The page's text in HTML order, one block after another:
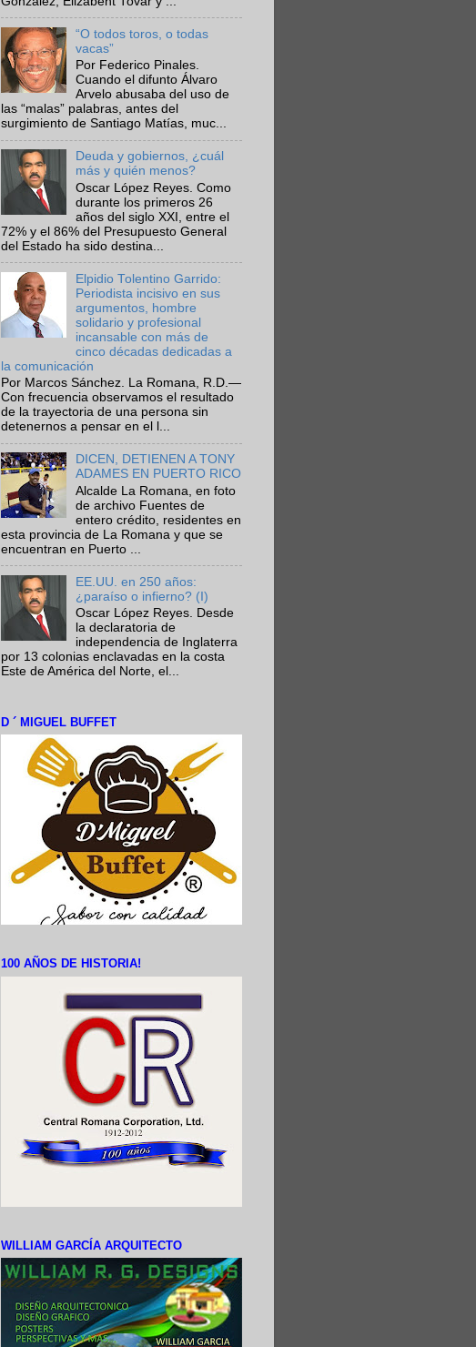
“O todos toros, o todas
vacas”
Por Federico Pinales.
Cuando el difunto Álvaro
Arvelo abusaba del uso de
las “malas” palabras, antes del
surgimiento de Santiago Matías, muc...
Deuda y gobiernos, ¿cuál
más y quién menos?
Oscar López Reyes. Como
durante los primeros 26
años del siglo XXI, entre el
72% y el 86% del Presupuesto General
del Estado ha sido destina...
Elpidio Tolentino Garrido:
Periodista incisivo en sus
argumentos, hombre
solidario y profesional
incansable con más de
cinco décadas dedicadas a
la comunicación
Por Marcos Sánchez. La Romana, R.D.—
Con frecuencia observamos el resultado
de la trayectoria de una persona sin
detenernos a pensar en el l...
DICEN, DETIENEN A TONY
ADAMES EN PUERTO RICO
Alcalde La Romana, en foto
de archivo Fuentes de
entero crédito, residentes en
esta provincia de La Romana y que se
encuentran en Puerto ...
EE.UU. en 250 años:
¿paraíso o infierno? (I)
Oscar López Reyes. Desde
la declaratoria de
independencia de Inglaterra
por 13 colonias enclavadas en la costa
Este de América del Norte, el...
D ´ MIGUEL BUFFET
100 AÑOS DE HISTORIA!
WILLIAM GARCÍA ARQUITECTO